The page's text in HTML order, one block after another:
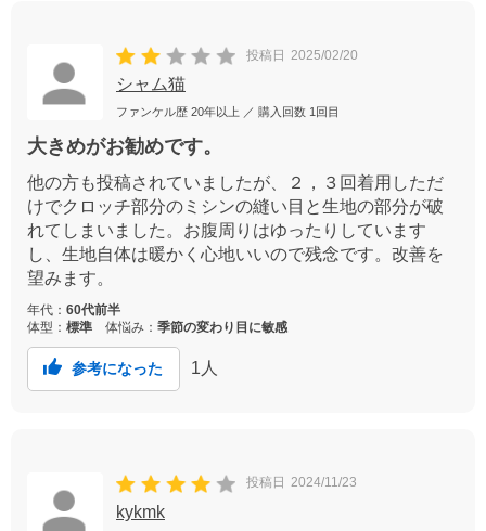
投稿日 2025/02/20
シャム猫
ファンケル歴 20年以上 ／ 購入回数 1回目
大きめがお勧めです。
他の方も投稿されていましたが、２，３回着用しただ
けでクロッチ部分のミシンの縫い目と生地の部分が破
れてしまいました。お腹周りはゆったりしています
し、生地自体は暖かく心地いいので残念です。改善を
望みます。
年代： 60代前半
体型： 標準 体悩み： 季節の変わり目に敏感
参考になった 1人
投稿日 2024/11/23
kykmk